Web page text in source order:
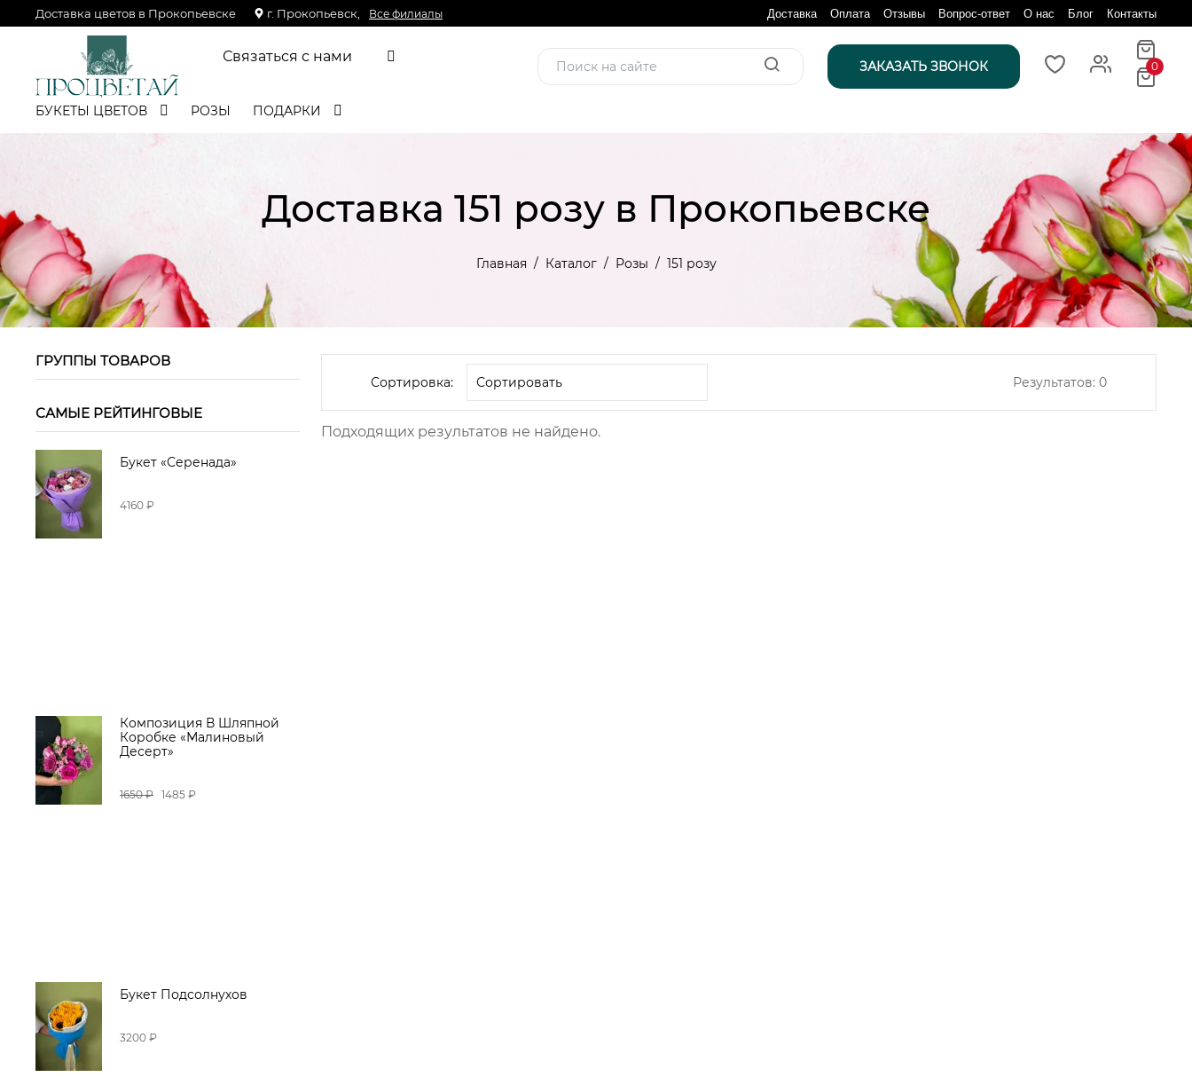
Доставка цветов в Прокопьевске г. Прокопьевск, Все филиалы Доставка Оплата Отзывы Вопрос-ответ О нас Блог Контакты
Связаться с нами
ЗАКАЗАТЬ ЗВОНОК 0
БУКЕТЫ ЦВЕТОВ РОЗЫ ПОДАРКИ
Доставка 151 розу в Прокопьевске
Главная Каталог Розы 151 розу
ГРУППЫ ТОВАРОВ
САМЫЕ РЕЙТИНГОВЫЕ
Букет «Серенада»
4160 ₽
Композиция В Шляпной
Коробке «Малиновый
Десерт»
1650 ₽ 1485 ₽
Букет Подсолнухов
3200 ₽
Сортировка: Результатов: 0
Подходящих результатов не найдено.